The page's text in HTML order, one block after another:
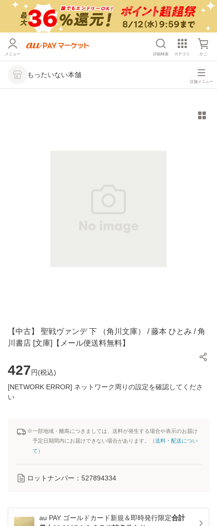
メニュー 詳細検索 カテゴリ かご
もったいない本舗
店舗メニュー
【中古】 聖戦ヴァンデ 下 （角川文庫） / 藤本 ひとみ / 角
川書店 [文庫]【メール便送料無料】
427円(税込)
[NETWORK ERROR] ネットワーク周りの設定を確認してくださ
い
※一部地域・離島につきましては、送料が発生する場合や表示のお届け
予定日期間内にお届けできない場合があります。（送料・配送につい
て ）
ロットナンバー： 527894334
au PAY ゴールドカード新規＆即時発行限定合計